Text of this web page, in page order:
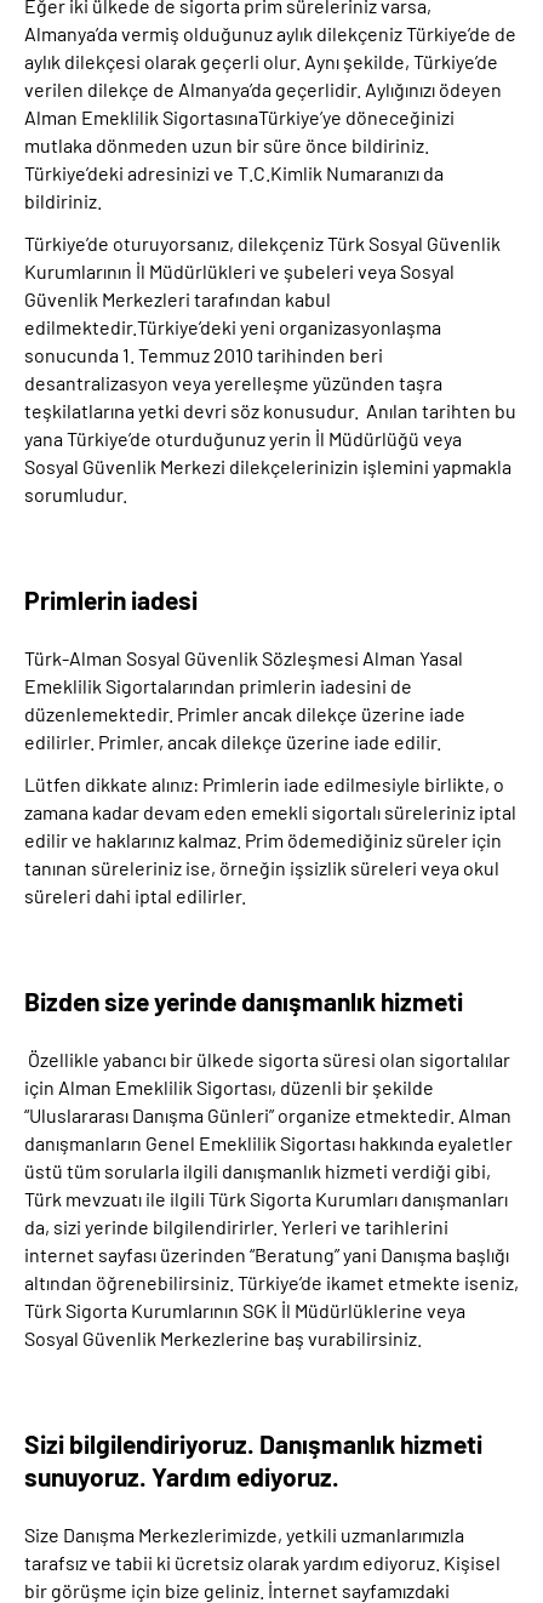
Eğer iki ülkede de sigorta prim süreleriniz varsa,
Almanya’da vermiş olduğunuz aylık dilekçeniz Türkiye’de de
aylık dilekçesi olarak geçerli olur. Aynı şekilde, Türkiye’de
verilen dilekçe de Almanya’da geçerlidir. Aylığınızı ödeyen
Alman Emeklilik SigortasınaTürkiye’ye döneceğinizi
mutlaka dönmeden uzun bir süre önce bildiriniz.
Türkiye’deki adresinizi ve T.C.Kimlik Numaranızı da
bildiriniz.
Türkiye’de oturuyorsanız, dilekçeniz Türk Sosyal Güvenlik
Kurumlarının İl Müdürlükleri ve şubeleri veya Sosyal
Güvenlik Merkezleri tarafından kabul
edilmektedir.Türkiye’deki yeni organizasyonlaşma
sonucunda 1. Temmuz 2010 tarihinden beri
desantralizasyon veya yerelleşme yüzünden taşra
teşkilatlarına yetki devri söz konusudur. Anılan tarihten bu
yana Türkiye’de oturduğunuz yerin İl Müdürlüğü veya
Sosyal Güvenlik Merkezi dilekçelerinizin işlemini yapmakla
sorumludur.
Primlerin iadesi
Türk-Alman Sosyal Güvenlik Sözleşmesi Alman Yasal
Emeklilik Sigortalarından primlerin iadesini de
düzenlemektedir. Primler ancak dilekçe üzerine iade
edilirler. Primler, ancak dilekçe üzerine iade edilir.
Lütfen dikkate alınız: Primlerin iade edilmesiyle birlikte, o
zamana kadar devam eden emekli sigortalı süreleriniz iptal
edilir ve haklarınız kalmaz. Prim ödemediğiniz süreler için
tanınan süreleriniz ise, örneğin işsizlik süreleri veya okul
süreleri dahi iptal edilirler.
Bizden size yerinde danışmanlık hizmeti
Özellikle yabancı bir ülkede sigorta süresi olan sigortalılar
için Alman Emeklilik Sigortası, düzenli bir şekilde
“Uluslararası Danışma Günleri” organize etmektedir. Alman
danışmanların Genel Emeklilik Sigortası hakkında eyaletler
üstü tüm sorularla ilgili danışmanlık hizmeti verdiği gibi,
Türk mevzuatı ile ilgili Türk Sigorta Kurumları danışmanları
da, sizi yerinde bilgilendirirler. Yerleri ve tarihlerini
internet sayfası üzerinden “Beratung” yani Danışma başlığı
altından öğrenebilirsiniz. Türkiye’de ikamet etmekte iseniz,
Türk Sigorta Kurumlarının SGK İl Müdürlüklerine veya
Sosyal Güvenlik Merkezlerine baş vurabilirsiniz.
Sizi bilgilendiriyoruz. Danışmanlık hizmeti
sunuyoruz. Yardım ediyoruz.
Size Danışma Merkezlerimizde, yetkili uzmanlarımızla
tarafsız ve tabii ki ücretsiz olarak yardım ediyoruz. Kişisel
bir görüşme için bize geliniz. İnternet sayfamızdaki